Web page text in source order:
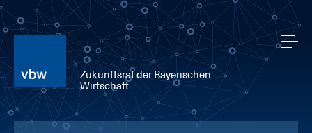
Zukunftsrat der Bayerischen
Wirtschaft